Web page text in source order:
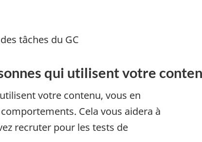
tâches du GC
qui utilisent votre
votre contenu, vous en
Cela vous aidera à
recruter pour les tests de